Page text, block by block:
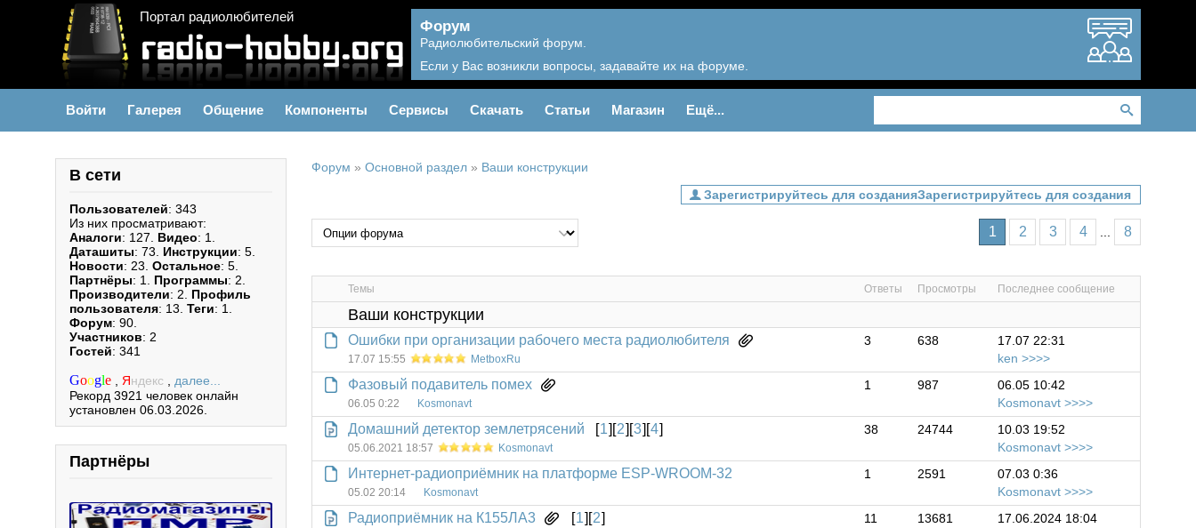
Портал радиолюбителей
Форум
Радиолюбительский форум.
Если у Вас возникли вопросы, задавайте их на форуме.
Войти Галерея Общение Компоненты Сервисы Скачать Статьи Магазин Ещё...
В сети
Пользователей: 343
Из них просматривают:
Аналоги: 127. Видео: 1.
Даташиты: 73. Инструкции: 5.
Новости: 23. Остальное: 5.
Партнёры: 1. Программы: 2.
Производители: 2. Профиль
пользователя: 13. Теги: 1.
Форум: 90.
Участников: 2
Гостей: 341
Google Яндекс
далее...
Рекорд 3921 человек онлайн
установлен 06.03.2026.
Партнёры
Форум » Основной раздел » Ваши конструкции
Зарегистрируйтесь для создания
1 2 3 4 8
Темы Ответы Просмотры Последнее сообщение
Ваши конструкции
Ошибки при организации рабочего места радиолюбителя
17.07 15:55 MetboxRu
3 638
17.07 22:31
ken
Фазовый подавитель помех
06.05 0:22 Kosmonavt
1 987
06.05 10:42
Kosmonavt
Домашний детектор землетрясений [1][2][3][4]
05.06.2021 18:57 Kosmonavt
38 24744
10.03 19:52
Kosmonavt
Интернет-радиоприёмник на платформе ESP-WROOM-32
05.02 20:14 Kosmonavt
1 2591
07.03 0:36
Kosmonavt
Радиоприёмник на К155ЛА3 [1][2] 11 13681
17.06.2024 18:04